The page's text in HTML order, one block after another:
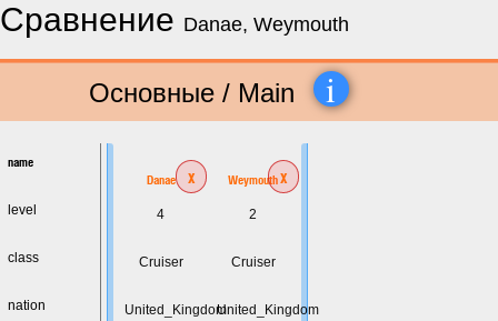
Сравнение Danae, Weymouth
Основные / Main i
name
level
class
nation
Danae x
4
Cruiser
United_Kingdom
Weymouthx
2
Cruiser
United_Kingdom